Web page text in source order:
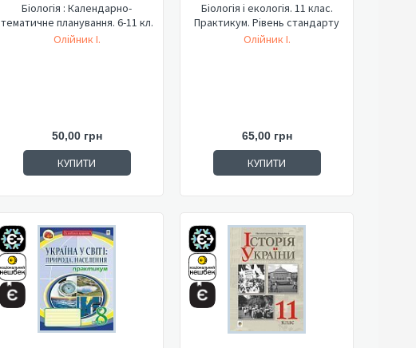
Біологія : Календарно-
тематичне планування. 6-11 кл.
Олійник І.
50,00 грн
КУПИТИ
Біологія і екологія. 11 клас.
Практикум. Рівень стандарту
Олійник І.
65,00 грн
КУПИТИ